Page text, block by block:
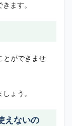
ます。
とができませ
ょう。
えないの